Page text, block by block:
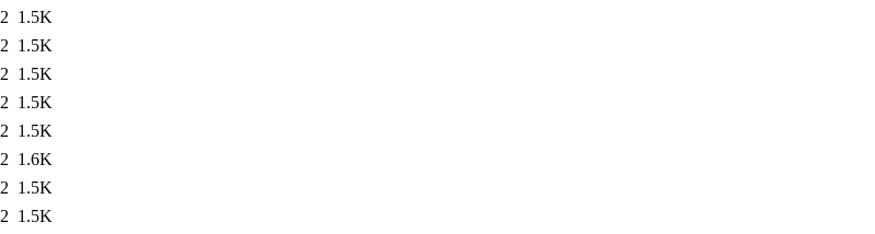
1.5K
1.5K
1.5K
1.5K
1.5K
1.6K
1.5K
1.5K